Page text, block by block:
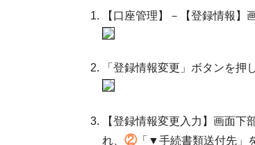
【口座管理】－【登録情報
「登録情報変更」ボタンを押
【登録情報変更入力】画面下
れ、 ②「▼手続書類送付先」